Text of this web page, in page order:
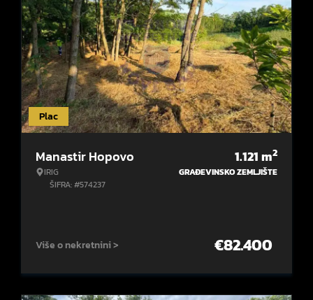
Plac
Manastir Hopovo
IRIG
ŠIFRA: #574237
1.121m2
GRAĐEVINSKO ZEMLJIŠTE
Više o nekretnini > €82.400